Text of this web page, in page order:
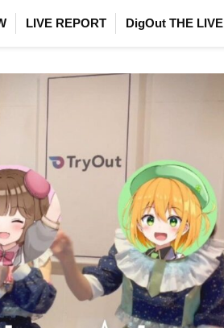
LIVE REPORT DigOut THE LIVE